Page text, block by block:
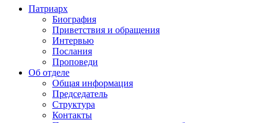
Патриарх
Биография
Приветствия и обращения
Интервью
Послания
Проповеди
Об отделе
Общая информация
Председатель
Структура
Контакты